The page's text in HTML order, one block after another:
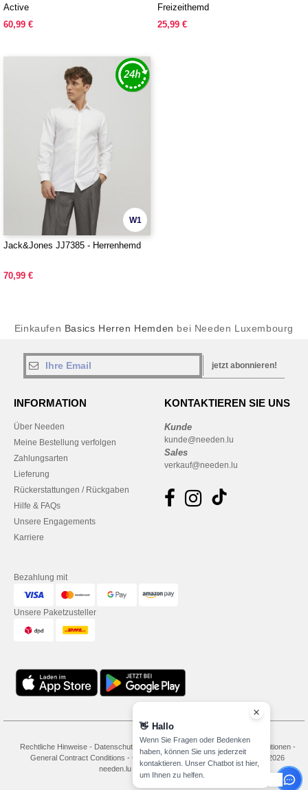
Active
60,99 €
Freizeithemd
25,99 €
W1
Jack&Jones JJ7385 - Herrenhemd
70,99 €
Einkaufen Basics Herren Hemden bei Needen Luxembourg
jetzt abonnieren!
INFORMATION
Über Needen
Meine Bestellung verfolgen
Zahlungsarten
Lieferung
Rückerstattungen / Rückgaben
Hilfe & FAQs
Unsere Engagements
Karriere
KONTAKTIEREN SIE UNS
Kunde
kunde@needen.lu
Sales
verkauf@needen.lu
Bezahlung mit
Unsere Paketzusteller
Rechtliche Hinweise- Datenschutzbestimmungen - Bedingungen und Konditionen-
General Contract Conditions - Cookie-Richtlinie Site Map
Copyright 2026
needen.lu - Alle Rechte vorbehalten
👋 Hallo
Wenn Sie Fragen oder Bedenken
haben, können Sie uns jederzeit
kontaktieren. Unser Chatbot ist hier,
um Ihnen zu helfen.